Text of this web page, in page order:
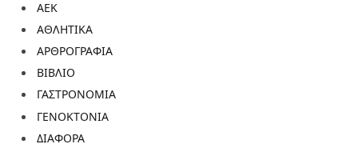
ΑΕΚ
ΑΘΛΗΤΙΚΑ
ΑΡΘΡΟΓΡΑΦΙΑ
ΒΙΒΛΙΟ
ΓΑΣΤΡΟΝΟΜΙΑ
ΓΕΝΟΚΤΟΝΙΑ
ΔΙΑΦΟΡΑ